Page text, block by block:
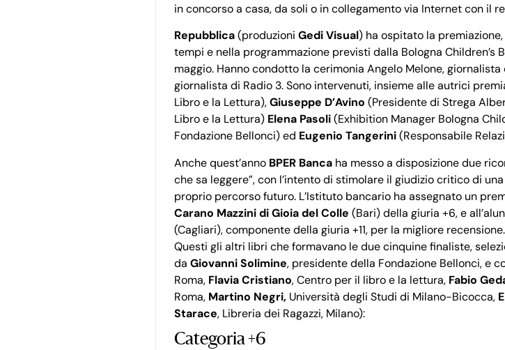
in concorso a casa, da soli o in collegamento via Internet con il
Repubblica(produzioni Gedi Visual) ha ospitato la
tempi e nella programmazione previsti dalla Bologna Children’s
maggio. Hanno condotto la cerimonia Angelo Melone,
giornalista di Radio 3. Sono intervenuti, insieme alle autrici
Libro e la Lettura),Giuseppe D’Avino (Presidente di Strega
Libro e la Lettura) Elena Pasoli(Exhibition Manager Bologna
Fondazione Bellonci) ed Eugenio Tangerini(Responsabile
Anche quest’anno BPER Bancaha messo a disposizione due
che sa leggere”, con l’intento di stimolare il giudizio critico di
proprio percorso futuro. L’Istituto bancario ha assegnato un
Carano Mazzini di Gioia del Colle (Bari) della giuria +6, e
(Cagliari), componente della giuria +11, per la migliore recensione.
Questi gli altri libri che formavano le due cinquine finaliste,
da Giovanni Solimine, presidente della Fondazione Bellonci, e
Roma, Flavia Cristiano, Centro per il libro e la lettura, Fabio
Roma, Martino Negri,Università degli Studi di Milano-Bicocca,
Starace, Libreria dei Ragazzi, Milano):
Categoria +6